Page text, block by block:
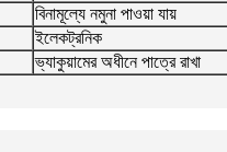
বিনামূল্যে নমুনা পাওয়া যায়
ইলেকট্রনিক
ভ্যাকুয়ামের অধীনে পাত্রে রাখা